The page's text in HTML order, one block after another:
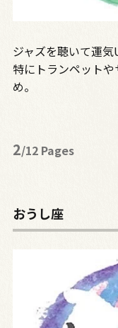
ジャズを聴いて運気
特にトランペット
め。
2/12 Pages
おうし座